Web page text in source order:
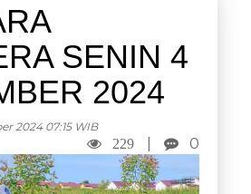
SENIN 4
2024
2024 07:15 WIB
229 0